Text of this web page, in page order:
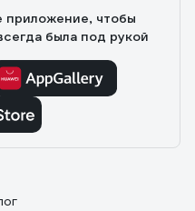
приложение, чтобы
была под рукой